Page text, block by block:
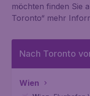
möchten finden Sie
Toronto“ mehr
Nach Toronto
Wien